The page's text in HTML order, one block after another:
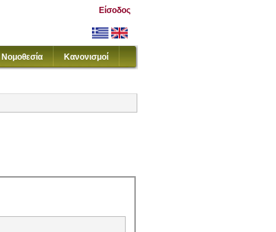
Είσοδος
Νομοθεσία Κανονισμοί